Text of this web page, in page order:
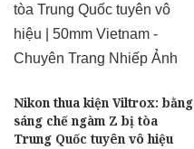
Nikon thua kiện Viltrox: bằng
sáng chế ngàm Z bị tòa
Trung Quốc tuyên vô hiệu